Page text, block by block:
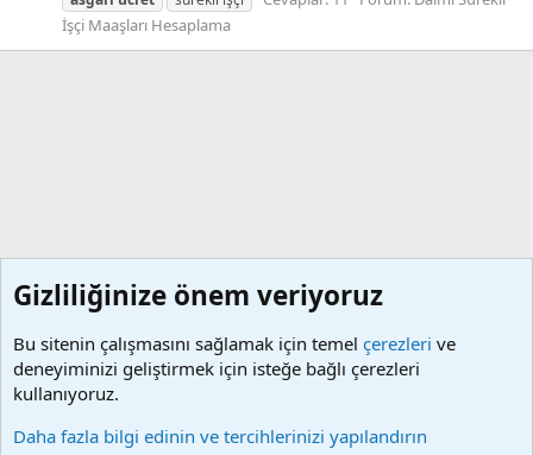
İşçi Maaşları Hesaplama
Gizliliğinize önem veriyoruz
Bu sitenin çalışmasını sağlamak için temel çerezleri ve
deneyiminizi geliştirmek için isteğe bağlı çerezleri
kullanıyoruz.
Daha fazla bilgi edinin ve tercihlerinizi yapılandırın